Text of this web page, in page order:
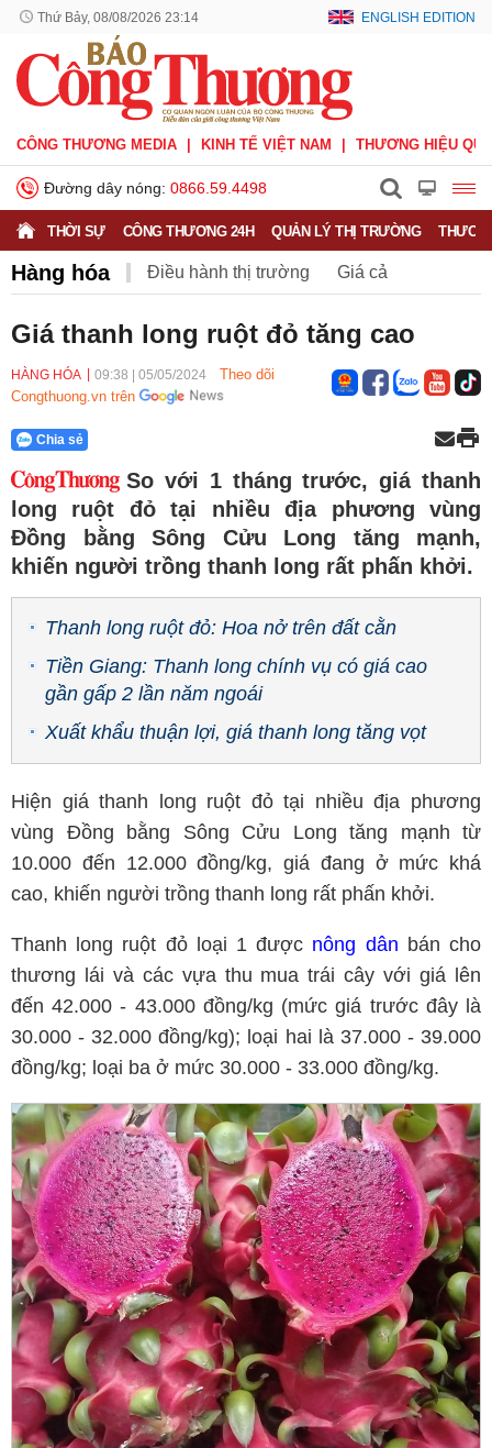
Thứ Bảy, 08/08/2026 23:14 ENGLISH EDITION
CÔNG THƯƠNG MEDIA KINH TẾ VIỆT NAM THƯƠNG HIỆU
Đường dây nóng: 0866.59.4498
THỜI SỰ CÔNG THƯƠNG 24H QUẢN LÝ THỊ TRƯỜNG
Hàng hóa Điều hành thị trường Giá cả
Giá thanh long ruột đỏ tăng cao
HÀNG HÓA 09:38 05/05/2024
Theo dõi
Congthuong.vn trên
Chia sẻ
So với 1 tháng trước, giá thanh
long ruột đỏ tại nhiều địa phương vùng
Ðồng bằng Sông Cửu Long tăng mạnh,
khiến người trồng thanh long rất phấn khởi.
Thanh long ruột đỏ: Hoa nở trên đất cằn
Tiền Giang: Thanh long chính vụ có giá cao
gần gấp 2 lần năm ngoái
Xuất khẩu thuận lợi, giá thanh long tăng vọt
Hiện giá thanh long ruột đỏ tại nhiều địa phương
vùng Ðồng bằng Sông Cửu Long tăng mạnh từ
10.000 đến 12.000 đồng/kg, giá đang ở mức khá
cao, khiến người trồng thanh long rất phấn khởi.
Thanh long ruột đỏ loại 1 được nông dân bán cho
thương lái và các vựa thu mua trái cây với giá lên
đến 42.000 - 43.000 đồng/kg (mức giá trước đây là
30.000 - 32.000 đồng/kg); loại hai là 37.000 - 39.000
đồng/kg; loại ba ở mức 30.000 - 33.000 đồng/kg.